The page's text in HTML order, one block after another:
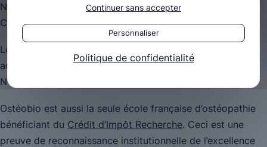
Numéro de Déclaration d’Activité : 11940652194.
Cet enregistrement ne vaut pas agrément de l’Etat.
Le Ministère de la Santé a agréé l’École en juin 2007, en
août 2012, en mai 2016 puis en août 2021 (décision
N°2021-23 du 13 août 2021).
Ostéobio est aussi la seule école française d’ostéopathie
bénéficiant du Crédit d’Impôt Recherche. Ceci est une
preuve de reconnaissance institutionnelle de l’excellence
Continuer sans accepter
Personnaliser
Politique de confidentialité